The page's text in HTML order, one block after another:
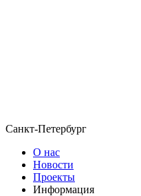
Санкт-Петербург
О нас
Новости
Проекты
Информация